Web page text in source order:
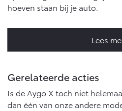
hoeven staan bij je auto.
Lees
Gerelateerde acties
Is de Aygo X toch niet
dan één van onze andere